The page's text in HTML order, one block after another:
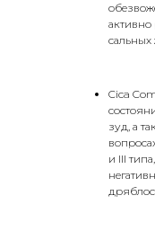
активно
сальных
Cica
зуд, а
и III